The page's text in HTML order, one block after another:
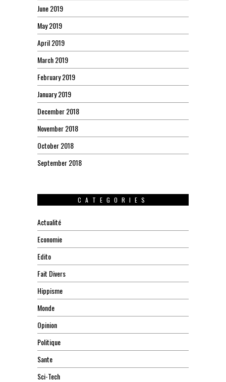
June 2019
May 2019
April 2019
March 2019
February 2019
January 2019
December 2018
November 2018
October 2018
September 2018
CATEGORIES
Actualité
Economie
Edito
Fait Divers
Hippisme
Monde
Opinion
Politique
Sante
Sci-Tech